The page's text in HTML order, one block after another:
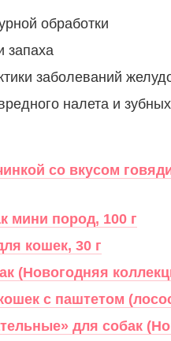
обработки
запаха
заболеваний
налета и
со вкусом
мини пород, 100 г
кошек, 30 г
(Новогодняя
с паштетом
для собак